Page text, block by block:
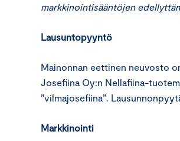
markkinointisääntöjen
Lausuntopyyntö
Mainonnan eettinen neuvosto
Josefiina Oy:n Nellafiina-
”vilmajosefiina”.
Markkinointi